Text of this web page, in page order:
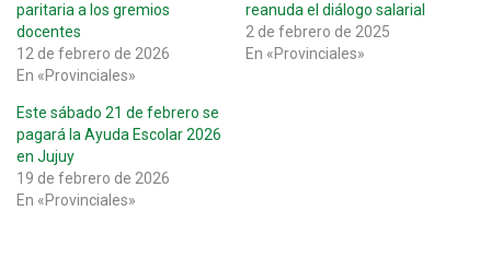
paritaria a los gremios
docentes
12 de febrero de 2026
En «Provinciales»
reanuda el diálogo salarial
2 de febrero de 2025
En «Provinciales»
Este sábado 21 de febrero se
pagará la Ayuda Escolar 2026
en Jujuy
19 de febrero de 2026
En «Provinciales»